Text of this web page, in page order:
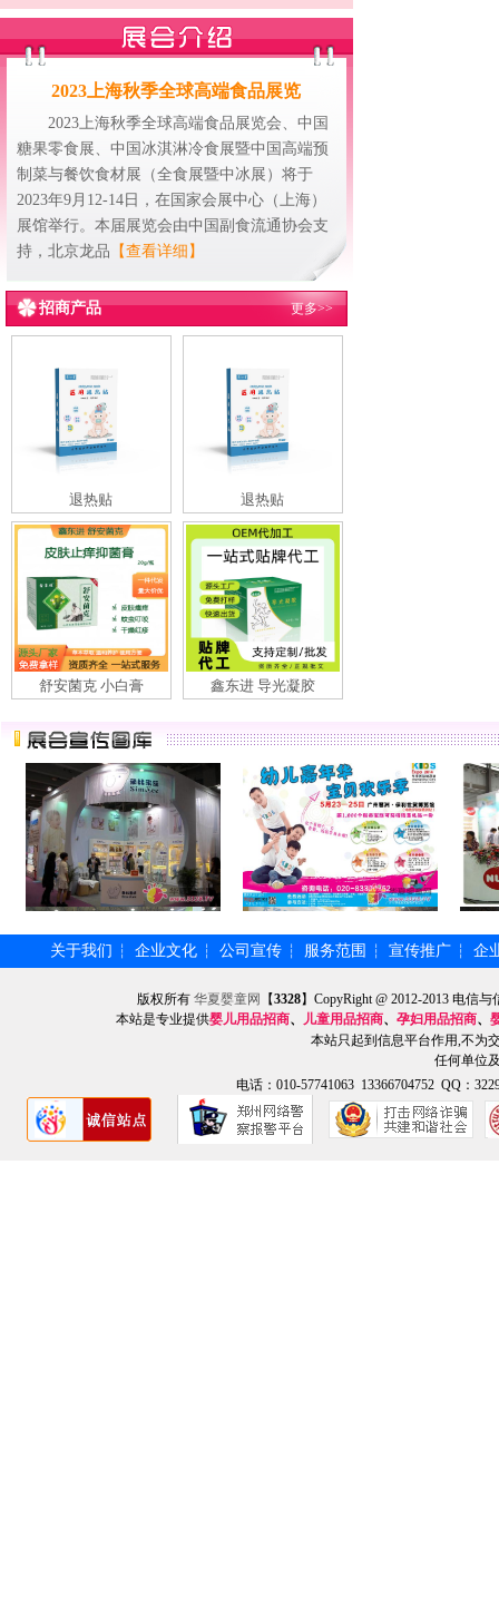
2023上海秋季全球高端食品展览
2023上海秋季全球高端食品展览会、中国
糖果零食展、中国冰淇淋冷食展暨中国高端预
制菜与餐饮食材展（全食展暨中冰展）将于
2023年9月12-14日，在国家会展中心（上海）
展馆举行。本届展览会由中国副食流通协会支
持，北京龙品 【查看详细】
招商产品 更多>>
退热贴 退热贴
舒安菌克 小白膏 鑫东进 导光凝胶
关于我们 ┆ 企业文化 ┆ 公司宣传 ┆ 服务范围 ┆ 宣传推广 ┆ 企
版权所有华夏婴童网 【3328】CopyRight @ 2012-2013 电信
本站是专业提供婴儿用品招商、 儿童用品招商、 孕妇用品招商、
本站只起到信息平台作用,不为
任何单位
电话：010-57741063 13366704752 QQ：